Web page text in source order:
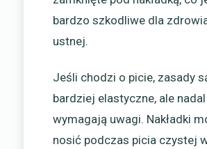
bardzo szkodliwe dla
ustnej.
Jeśli chodzi o picie, zasady
bardziej elastyczne, ale nadal
wymagają uwagi. Nakładki
nosić podczas picia czystej